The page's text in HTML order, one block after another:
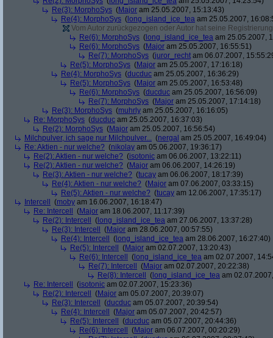
Re(3): MorphoSys (Major am 25.05.2007, 15:13:43)
Re(4): MorphoSys ( long_island_ice_tea am 25.05.2007,
Vom Autor zurückgezogen oder Autor hat seine
Re(6): MorphoSys ( long_island_ice_tea am 25.05.2007,
Re(6): MorphoSys (Major am 25.05.2007, 16:55:51)
Re(7): MorphoSys (juror_recht am 06.07.2007,
Re(5): MorphoSys (Major am 25.05.2007, 17:16:18)
Re(4): MorphoSys (ducduc am 25.05.2007, 16:36:29)
Re(5): MorphoSys (Major am 25.05.2007, 16:53:48)
Re(6): MorphoSys (ducduc am 25.05.2007, 16:56:09)
Re(7): MorphoSys (Major am 25.05.2007, 17:14:18)
Re(3): MorphoSys (muhrly am 25.05.2007, 16:16:05)
Re: MorphoSys (ducduc am 25.05.2007, 16:37:03)
Re(2): MorphoSys (Major am 25.05.2007, 16:56:54)
Milchpulver, ich sage nur Milchpulver... (nergal am 25.05.2007, 16:49:04)
Re: Aktien - nur welche? (nikolay am 05.06.2007, 19:36:17)
Re(2): Aktien - nur welche? (isotonic am 06.06.2007, 13:22:11)
Re(2): Aktien - nur welche? (Major am 06.06.2007, 14:26:19)
Re(3): Aktien - nur welche? (tucay am 06.06.2007, 18:17:39)
Re(4): Aktien - nur welche? (Major am 07.06.2007, 03:33:15)
Re(5): Aktien - nur welche? (tucay am 12.06.2007, 17:35:17)
Intercell
(moby am 16.06.2007, 16:18:47)
Re: Intercell
(Major am 18.06.2007, 11:17:39)
Re(2): Intercell
( long_island_ice_tea am 27.06.2007, 13:37:28)
Re(3): Intercell
(Major am 28.06.2007, 00:57:55)
Re(4): Intercell
( long_island_ice_tea am 28.06.2007, 16:27:40)
Re(5): Intercell
(Major am 02.07.2007, 13:20:43)
Re(6): Intercell
( long_island_ice_tea am 02.07.2007,
Re(7): Intercell
(Major am 02.07.2007, 20:22:38)
Re(8): Intercell
( long_island_ice_tea am
Re: Intercell
(isotonic am 02.07.2007, 15:23:36)
Re(2): Intercell
(Major am 05.07.2007, 20:39:07)
Re(3): Intercell
(ducduc am 05.07.2007, 20:39:54)
Re(4): Intercell
(Major am 05.07.2007, 20:42:57)
Re(5): Intercell
(ducduc am 05.07.2007, 20:44:36)
Re(6): Intercell
(Major am 06.07.2007, 00:20:29)